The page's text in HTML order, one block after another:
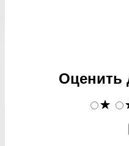
Оценить